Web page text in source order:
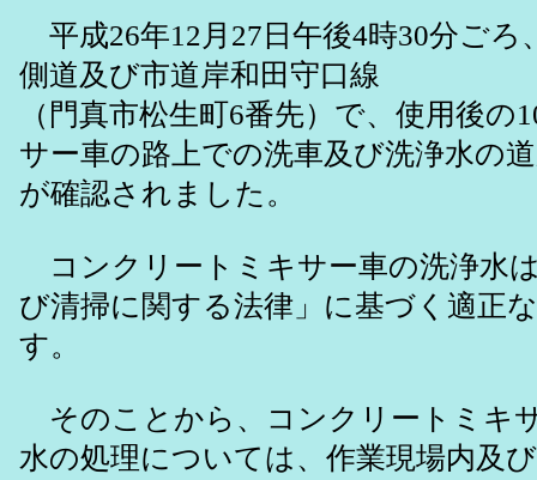
平成26年12月27日午後4時30分ごろ
側道及び市道岸和田守口線
（門真市松生町6番先）で、使用後
サー車の路上での洗車及び洗浄水の
が確認されました。
コンクリートミキサー車の洗浄水
び清掃に関する法律」に基づく適正
す。
そのことから、コンクリートミキ
水の処理については、作業現場内及